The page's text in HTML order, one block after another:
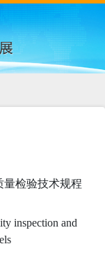
量检验技术规程
inspection and